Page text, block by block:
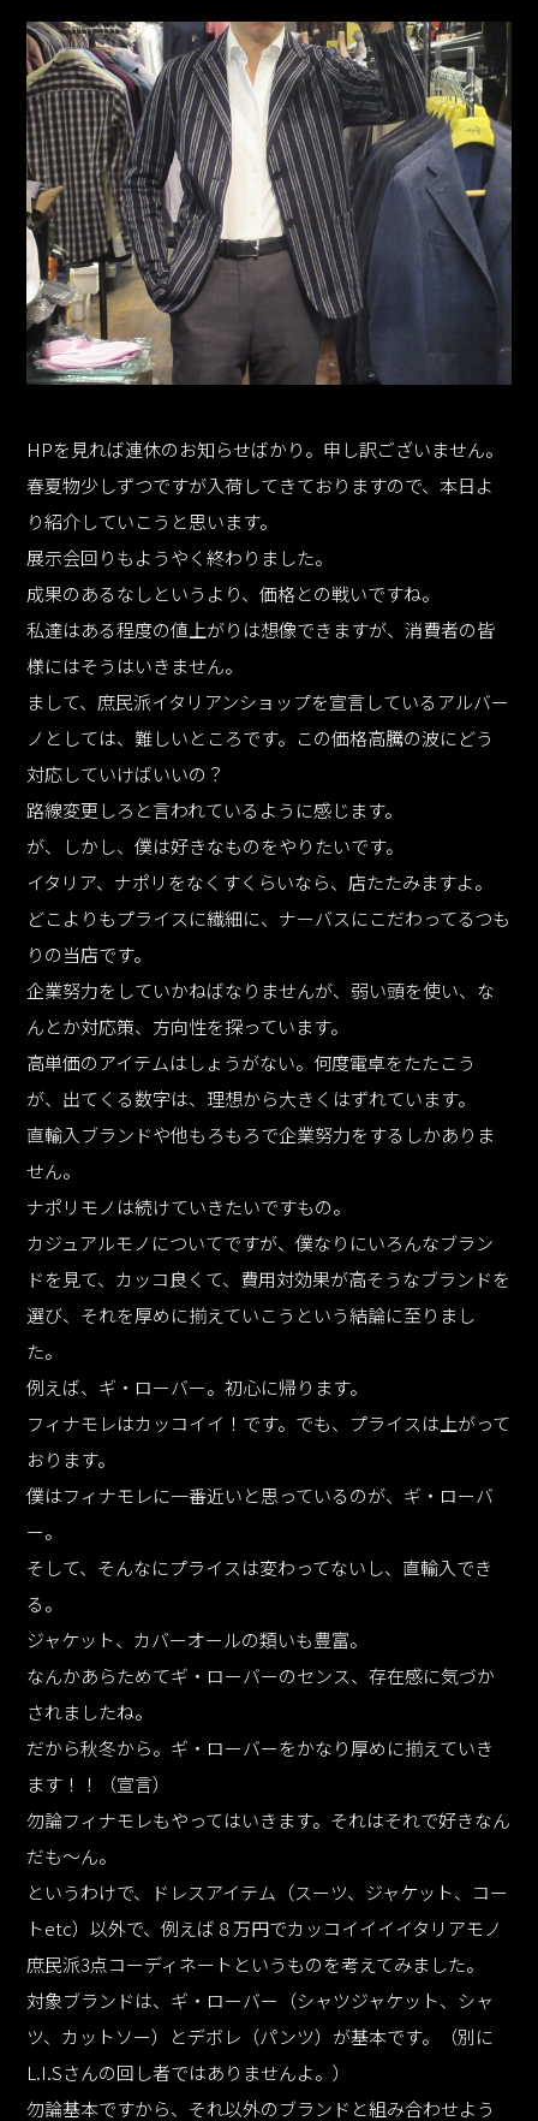
HPを見れば連休のお知らせばかり。申し訳ございません。
春夏物少しずつですが入荷してきておりますので、本日よ
り紹介していこうと思います。
展示会回りもようやく終わりました。
成果のあるなしというより、価格との戦いですね。
私達はある程度の値上がりは想像できますが、消費者の皆
様にはそうはいきません。
まして、庶民派イタリアンショップを宣言しているアルバー
ノとしては、難しいところです。この価格高騰の波にどう
対応していけばいいの？
路線変更しろと言われているように感じます。
が、しかし、僕は好きなものをやりたいです。
イタリア、ナポリをなくすくらいなら、店たたみますよ。
どこよりもプライスに繊細に、ナーバスにこだわってるつも
りの当店です。
企業努力をしていかねばなりませんが、弱い頭を使い、な
んとか対応策、方向性を探っています。
高単価のアイテムはしょうがない。何度電卓をたたこう
が、出てくる数字は、理想から大きくはずれています。
直輸入ブランドや他もろもろで企業努力をするしかありま
せん。
ナポリモノは続けていきたいですもの。
カジュアルモノについてですが、僕なりにいろんなブラン
ドを見て、カッコ良くて、費用対効果が高そうなブランドを
選び、それを厚めに揃えていこうという結論に至りまし
た。
例えば、ギ・ローバー。初心に帰ります。
フィナモレはカッコイイ！です。でも、プライスは上がって
おります。
僕はフィナモレに一番近いと思っているのが、ギ・ローバ
ー。
そして、そんなにプライスは変わってないし、直輸入でき
る。
ジャケット、カバーオールの類いも豊富。
なんかあらためてギ・ローバーのセンス、存在感に気づか
されましたね。
だから秋冬から。ギ・ローバーをかなり厚めに揃えていき
ます！！（宣言）
勿論フィナモレもやってはいきます。それはそれで好きなん
だも～ん。
というわけで、ドレスアイテム（スーツ、ジャケット、コー
トetc）以外で、例えば８万円でカッコイイイイタリアモノ
庶民派3点コーディネートというものを考えてみました。
対象ブランドは、ギ・ローバー（シャツジャケット、シャ
ツ、カットソー）とデボレ（パンツ）が基本です。（別に
L.I.Sさんの回し者ではありませんよ。）
勿論基本ですから、それ以外のブランドと組み合わせよう